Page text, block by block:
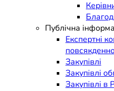
Публічна
Експертні
Закупівлі
Закупівлі
Закупівлі в